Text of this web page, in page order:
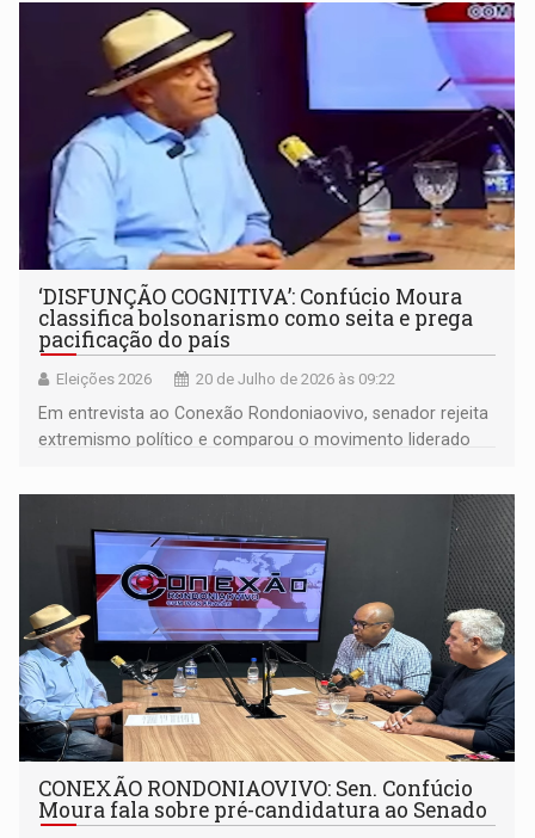
‘DISFUNÇÃO COGNITIVA’: Confúcio Moura
classifica bolsonarismo como seita e prega
pacificação do país
Eleições 2026 20 de Julho de 2026 às 09:22
Em entrevista ao Conexão Rondoniaovivo, senador rejeita
extremismo político e comparou o movimento liderado
CONEXÃO RONDONIAOVIVO: Sen. Confúcio
Moura fala sobre pré-candidatura ao Senado